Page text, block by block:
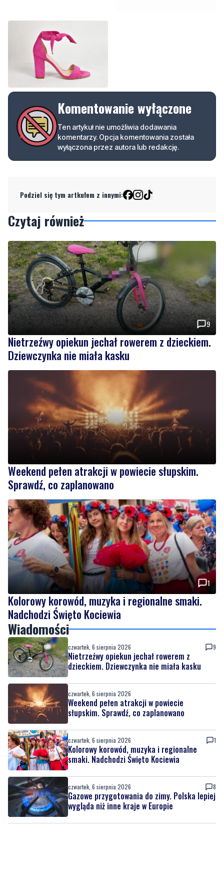
Komentowanie wyłączone
Ten artykuł nie umożliwia dodawania
komentarzy. Opcja komentowania została
wyłączona przez autora lub redakcję.
Podziel się tym artkułem z innymi:
Czytaj również
9
Nietrzeźwy opiekun jechał rowerem z dzieckiem.
Dziewczynka nie miała kasku
Weekend pełen atrakcji w powiecie słupskim.
Sprawdź, co zaplanowano
1
Kolorowy korowód, muzyka i regionalne smaki.
Nadchodzi Święto Kociewia
Wiadomości
czwartek, 6 sierpnia 2026 9
Nietrzeźwy opiekun jechał rowerem z
dzieckiem. Dziewczynka nie miała kasku
czwartek, 6 sierpnia 2026
Weekend pełen atrakcji w powiecie
słupskim. Sprawdź, co zaplanowano
czwartek, 6 sierpnia 2026 1
Kolorowy korowód, muzyka i regionalne
smaki. Nadchodzi Święto Kociewia
czwartek, 6 sierpnia 2026 8
Gazowe przygotowania do zimy. Polska lepiej
wygląda niż inne kraje w Europie